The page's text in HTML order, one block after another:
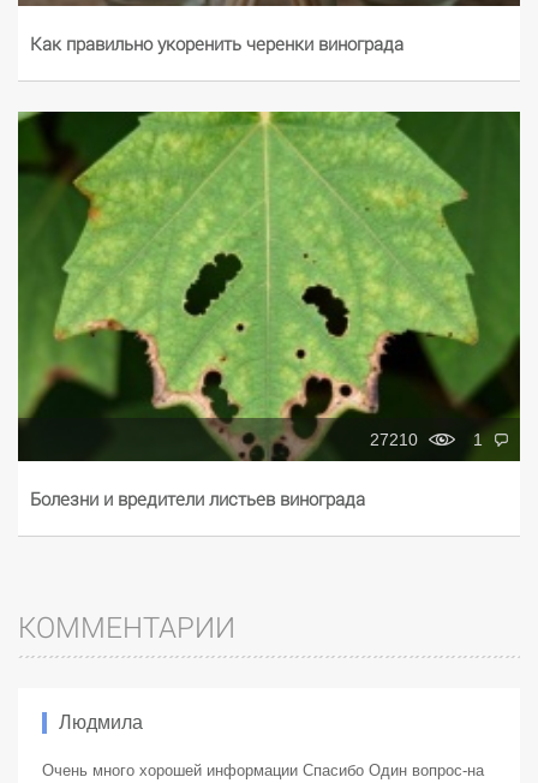
Как правильно укоренить черенки винограда
1
27210
Болезни и вредители листьев винограда
КОММЕНТАРИИ
Людмила
Очень много хорошей информации Спасибо Один вопрос-на